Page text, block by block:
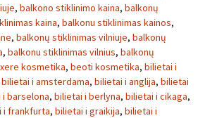
, balkono stiklinimo kaina, balkonų
kaina, balkonu stiklinimas kainos,
, balkonų stiklinimas vilniuje, balkonų
, balkonu stiklinimas vilnius, balkonų
kosmetika, beoti kosmetika, bilietai i
bilietai i amsterdama, bilietai i anglija, bilietai
barselona, bilietai i berlyna, bilietai i cikaga,
i frankfurta, bilietai i graikija, bilietai i